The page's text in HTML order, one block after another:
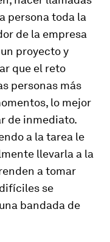
persona toda la
de la empresa
proyecto y
que el reto
personas más
lo mejor
de inmediato.
a la tarea le
llevarla a la
a tomar
se
bandada de